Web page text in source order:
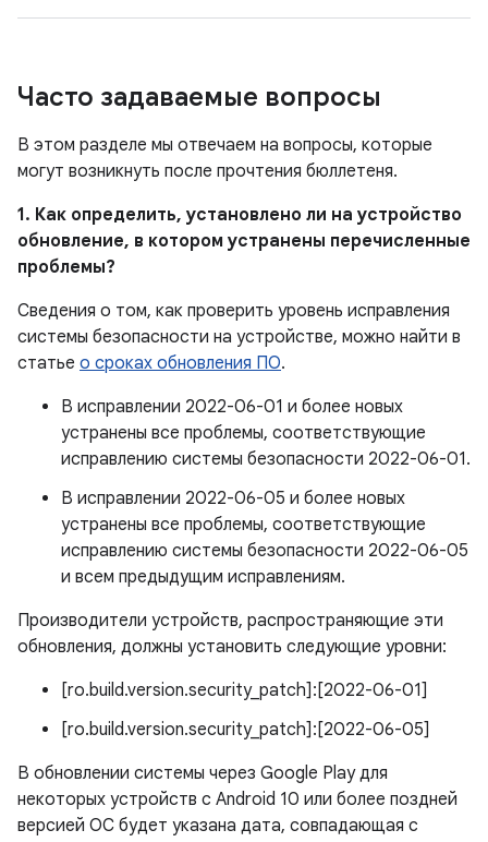
Часто задаваемые вопросы
В этом разделе мы отвечаем на вопросы, которые
могут возникнуть после прочтения бюллетеня.
1. Как определить, установлено ли на устройство
обновление, в котором устранены перечисленные
проблемы?
Сведения о том, как проверить уровень исправления
системы безопасности на устройстве, можно найти в
статье о сроках обновления ПО.
В исправлении 2022-06-01 и более новых
устранены все проблемы, соответствующие
исправлению системы безопасности 2022-06-01.
В исправлении 2022-06-05 и более новых
устранены все проблемы, соответствующие
исправлению системы безопасности 2022-06-05
и всем предыдущим исправлениям.
Производители устройств, распространяющие эти
обновления, должны установить следующие уровни:
[ro.build.version.security_patch]:[2022-06-01]
[ro.build.version.security_patch]:[2022-06-05]
В обновлении системы через Google Play для
некоторых устройств с Android 10 или более поздней
версией ОС будет указана дата, совпадающая с